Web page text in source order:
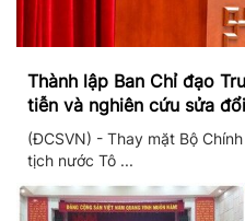
Thành lập Ban Chỉ đạo
tiễn và nghiên cứu sửa
(ĐCSVN) - Thay mặt Bộ
tịch nước Tô ...